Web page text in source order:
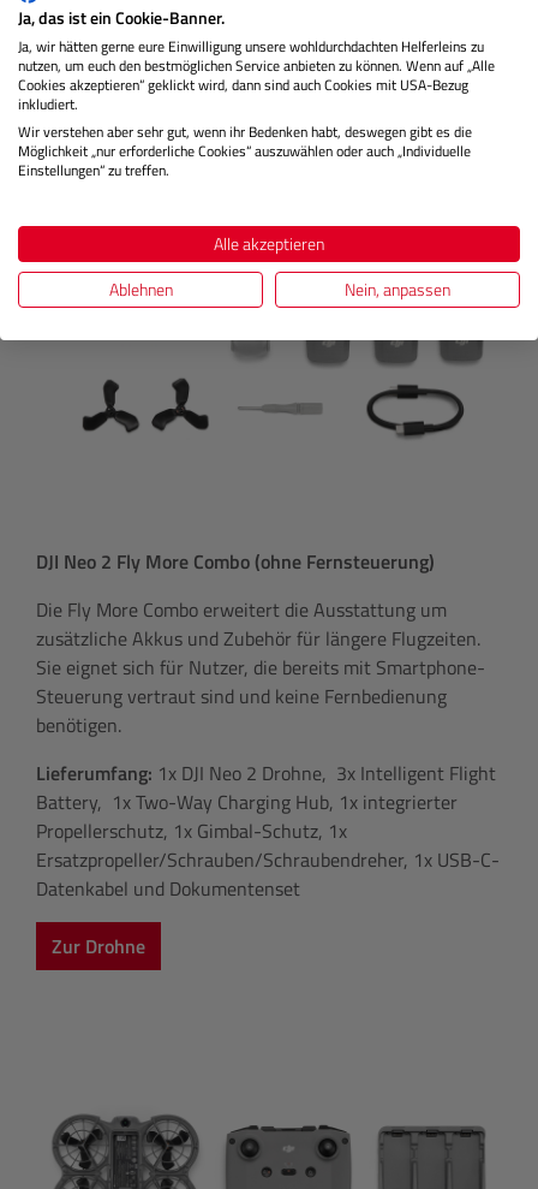
DJI Neo 2 Fly More Combo (ohne Fernsteuerung)
Die Fly More Combo erweitert die Ausstattung um
zusätzliche Akkus und Zubehör für längere Flugzeiten.
Sie eignet sich für Nutzer, die bereits mit Smartphone-
Steuerung vertraut sind und keine Fernbedienung
benötigen.
Lieferumfang: 1x DJI Neo 2 Drohne, 3x Intelligent Flight
Battery, 1x Two-Way Charging Hub, 1x integrierter
Propellerschutz, 1x Gimbal-Schutz, 1x
Ersatzpropeller/Schrauben/Schraubendreher, 1x USB-C-
Datenkabel und Dokumentenset
Zur Drohne
Ja, das ist ein Cookie-Banner.
Ja, wir hätten gerne eure Einwilligung unsere wohldurchdachten Helferleins zu
nutzen, um euch den bestmöglichen Service anbieten zu können. Wenn auf „Alle
Cookies akzeptieren“ geklickt wird, dann sind auch Cookies mit USA-Bezug
inkludiert.
Wir verstehen aber sehr gut, wenn ihr Bedenken habt, deswegen gibt es die
Möglichkeit „nur erforderliche Cookies“ auszuwählen oder auch „Individuelle
Einstellungen“ zu treffen.
Alle akzeptieren
Ablehnen
Nein, anpassen